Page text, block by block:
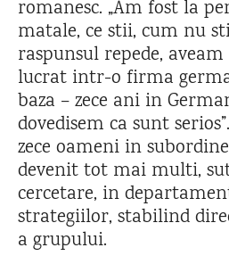
romanesc. „Am fost la
matale, ce stii, cum nu
raspunsul repede,
lucrat intr-o firma
baza – zece ani in
dovedisem ca sunt
zece oameni in
devenit tot mai multi,
cercetare, in
strategiilor, stabilind
a grupului.